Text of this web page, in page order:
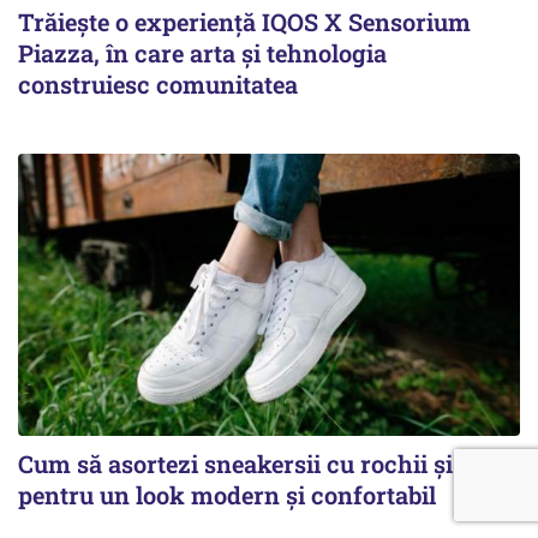
Trăiește o experiență IQOS X Sensorium
Piazza, în care arta și tehnologia
construiesc comunitatea
Cum să asortezi sneakersii cu rochii și fuste
pentru un look modern și confortabil